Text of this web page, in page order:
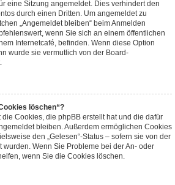
eine Sitzung angemeldet. Dies verhindert den
durch einen Dritten. Um angemeldet zu
„Angemeldet bleiben“ beim Anmelden
wenn Sie sich an einem öffentlichen
Internetcafé, befinden. Wenn diese Option
wurde sie vermutlich von der Board-
löschen“?
die Cookies, die phpBB erstellt hat und die dafür
bleiben. Außerdem ermöglichen Cookies
den „Gelesen“-Status – sofern sie von der
wurden. Wenn Sie Probleme bei der An- oder
wenn Sie die Cookies löschen.